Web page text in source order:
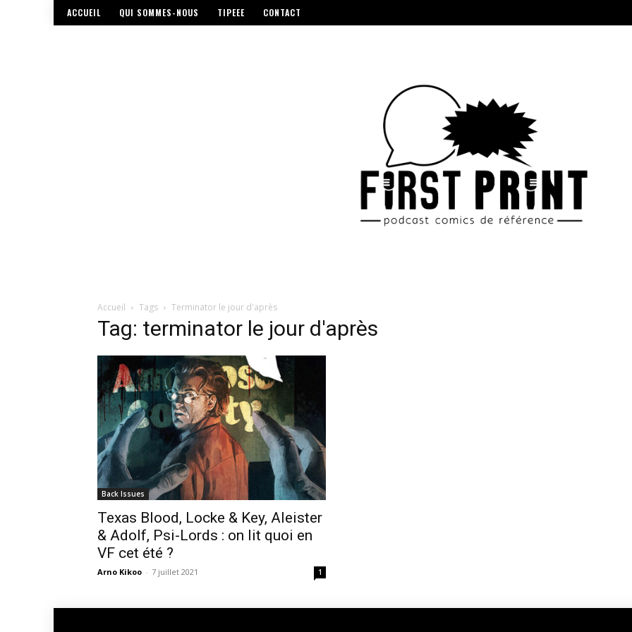
ACCUEIL QUI SOMMES-NOUS TIPEEE CONTACT
Accueil Tags Terminator le jour d'après
Tag: terminator le jour d'après
Back Issues
Texas Blood, Locke & Key, Aleister
& Adolf, Psi-Lords : on lit quoi en
VF cet été ?
Arno Kikoo - 7 juillet 2021 1